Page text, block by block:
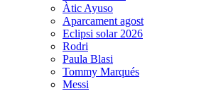
Àtic Ayuso
Aparcament agost
Eclipsi solar 2026
Rodri
Paula Blasi
Tommy Marqués
Messi